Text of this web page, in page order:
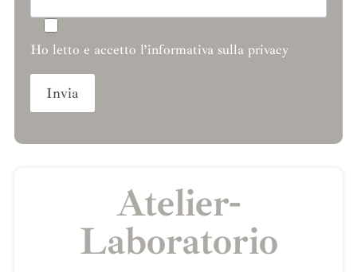
Ho letto e accetto l’informativa sulla privacy
Atelier-
Laboratorio